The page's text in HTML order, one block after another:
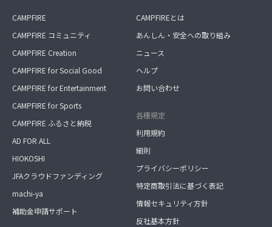
CAMPFIRE
CAMPFIRE コミュニティ
CAMPFIRE Creation
CAMPFIRE for Social Good
CAMPFIRE for Entertainment
CAMPFIRE for Sports
CAMPFIRE ふるさと納税
AD FOR ALL
HIOKOSHI
JFAクラウドファンディング
machi-ya
補助金申請サポート
CAMPFIREとは
あんしん・安全への取り組み
ニュース
ヘルプ
お問い合わせ
各種規定
利用規約
細則
プライバシーポリシー
特定商取引法に基づく表記
情報セキュリティ方針
反社基本方針